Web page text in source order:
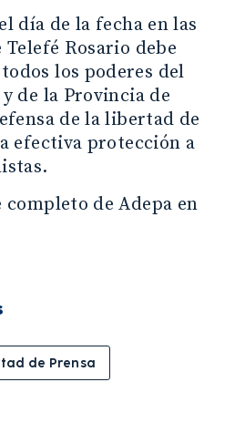
día de la fecha en las
Rosario debe
los poderes del
de la Provincia de
de la libertad de
efectiva protección a
de Adepa en
de Prensa